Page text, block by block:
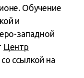
Обучение
и
западной
Центр
со ссылкой на